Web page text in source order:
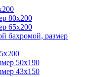
80х200
65х200
бахромой, размер
50x190
43х150